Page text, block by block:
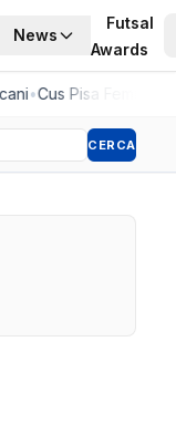
News
Futsal
Awards
•Cus Pisa
CERCA